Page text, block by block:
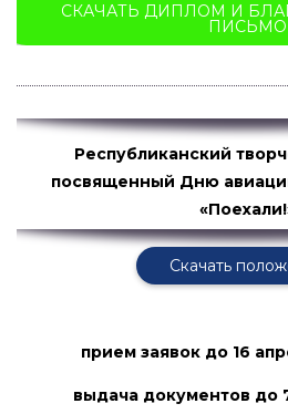
СКАЧАТЬ ДИПЛОМ И
ПИСЬМО
Республиканский
посвященный Дню
Скачать
прием заявок до 16
выдача документов до